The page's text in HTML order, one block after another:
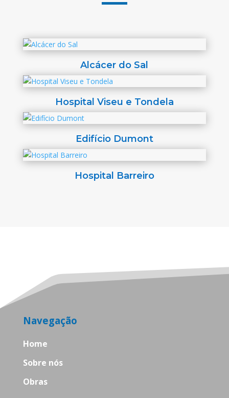
Alcácer do Sal
Hospital Viseu e Tondela
Edifício Dumont
Hospital Barreiro
Navegação
Home
Sobre nós
Obras